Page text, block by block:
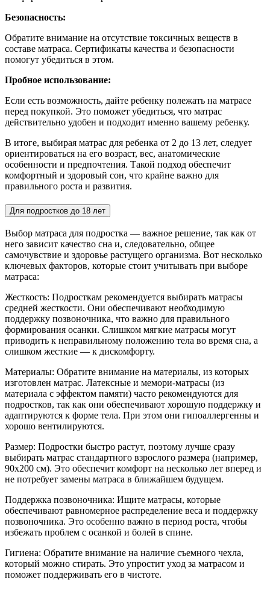
Безопасность:
Обратите внимание на отсутствие токсичных веществ в
составе матраса. Сертификаты качества и безопасности
помогут убедиться в этом.
Пробное использование:
Если есть возможность, дайте ребенку полежать на матрасе
перед покупкой. Это поможет убедиться, что матрас
действительно удобен и подходит именно вашему ребенку.
В итоге, выбирая матрас для ребенка от 2 до 13 лет, следует
ориентироваться на его возраст, вес, анатомические
особенности и предпочтения. Такой подход обеспечит
комфортный и здоровый сон, что крайне важно для
правильного роста и развития.
Для подростков до 18 лет
Выбор матраса для подростка — важное решение, так как от
него зависит качество сна и, следовательно, общее
самочувствие и здоровье растущего организма. Вот несколько
ключевых факторов, которые стоит учитывать при выборе
матраса:
Жесткость: Подросткам рекомендуется выбирать матрасы
средней жесткости. Они обеспечивают необходимую
поддержку позвоночника, что важно для правильного
формирования осанки. Слишком мягкие матрасы могут
приводить к неправильному положению тела во время сна, а
слишком жесткие — к дискомфорту.
Материалы: Обратите внимание на материалы, из которых
изготовлен матрас. Латексные и мемори-матрасы (из
материала с эффектом памяти) часто рекомендуются для
подростков, так как они обеспечивают хорошую поддержку и
адаптируются к форме тела. При этом они гипоаллергенны и
хорошо вентилируются.
Размер: Подростки быстро растут, поэтому лучше сразу
выбирать матрас стандартного взрослого размера (например,
90x200 см). Это обеспечит комфорт на несколько лет вперед и
не потребует замены матраса в ближайшем будущем.
Поддержка позвоночника: Ищите матрасы, которые
обеспечивают равномерное распределение веса и поддержку
позвоночника. Это особенно важно в период роста, чтобы
избежать проблем с осанкой и болей в спине.
Гигиена: Обратите внимание на наличие съемного чехла,
который можно стирать. Это упростит уход за матрасом и
поможет поддерживать его в чистоте.